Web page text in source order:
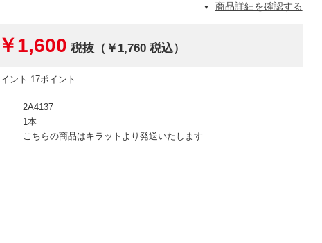
商品詳細を確認する
￥1,600 税抜（￥1,760 税込）
ント:17ポイント
2A4137
1本
こちらの商品はキラットより発送いたします